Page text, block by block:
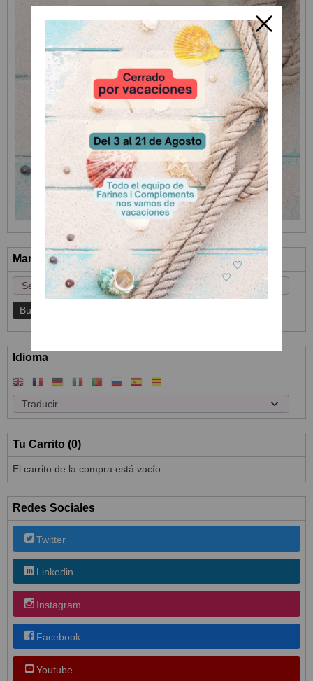
Marcas
Idioma
Tu Carrito (0)
El carrito de la compra está vacío
Redes Sociales
Twitter
Linkedin
Instagram
Facebook
Youtube